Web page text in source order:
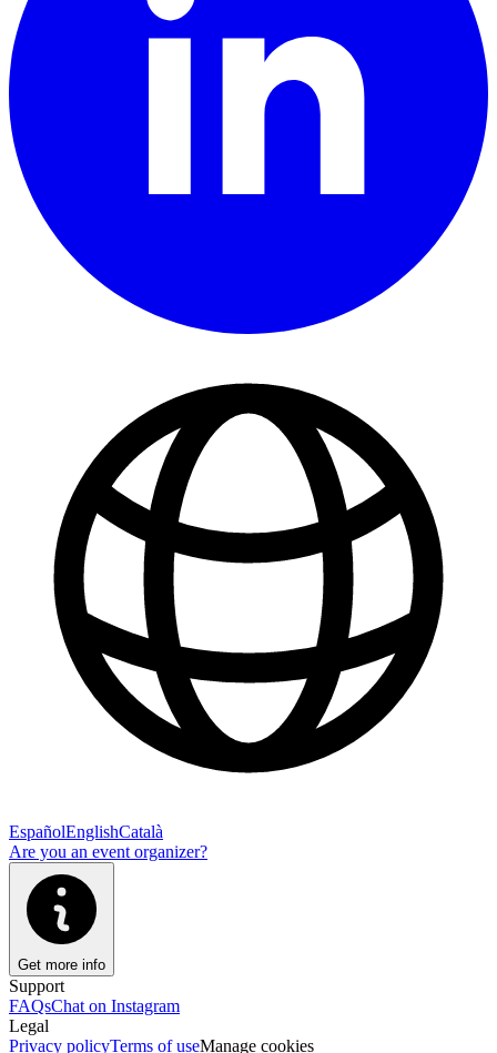
EspañolEnglishCatalà
Are you an event organizer?
Get more info
Support
FAQsChat on Instagram
Legal
Privacy policyTerms of useManage cookies